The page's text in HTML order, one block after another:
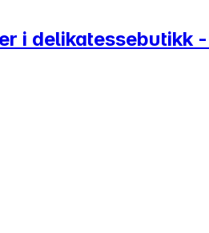
i delikatessebutikk